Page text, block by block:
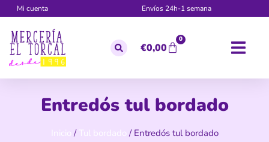
Mi cuenta Envíos 24h-1 semana
€0,00
0
Entredós tul bordado
Inicio / Tul bordado / Entredós tul bordado